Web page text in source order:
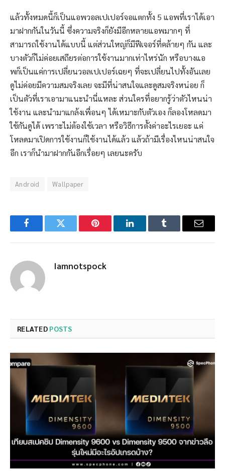
แล้วทั้งหมดนี้ก็เป็นแอพวอลเปเปอร์จอแตกทั้ง 5 แอพที่เราได้เอา
มาฝากกันในวันนี้ ซึ่งความจริงก็ยังมีอีกหลายแอพมากๆ ที่
สามารถใช้งานได้แบบนี้ แต่ส่วนใหญ่ก็มีฟีเจอร์ที่คล้ายๆ กัน และ
บางตัวก็ไม่ค่อยเสถียรต่อการใช้งานมากเท่าไหร่นัก หรือบางแอ
พก็เป็นแค่การเปลี่ยนวอลเปเปอร์เฉยๆ ที่จะเปลี่ยนไปทั้งอันเลย
ดูไม่ค่อยมีความสมจริงเลย จะมีที่น่าสนใจและดูสมจริงหน่อย ก็
เป็นตัวที่เราเอามาแนะนำนี่แหละ ส่วนใครที่อยากรู้ว่าตัวไหนน่า
ใช้งาน และนำมาแกล้งเพื่อนๆ ได้เหมาะกับตัวเอง ก็ลองโหลดมา
ใช้กันดูได้ เพราะไม่ต้องใช้เวลา หรือวิธีการตั้งค่าอะไรเยอะ แค่
โหลดมาเปิดการใช้งานก็ใช้งานได้แล้ว แล้วถ้ามีเรื่องไหนน่าสนใจ
อีก เราก็นำมาฝากกันอีกเรื่อยๆ เลยนะครับ
Android Wallpaper
FacebookTwitter Pinterest LinkedInTumblr Email
Iamnotspock
RELATED POSTS